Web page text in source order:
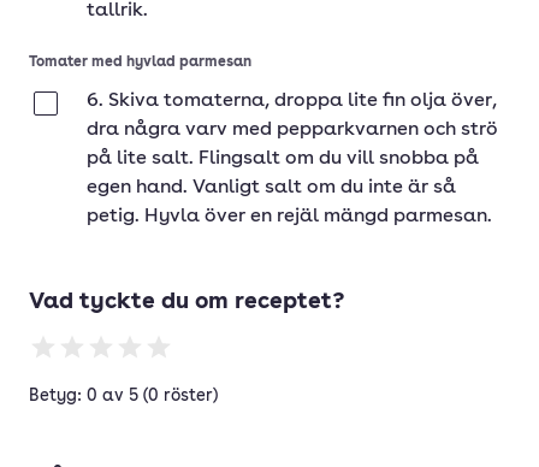
tallrik.
Tomater med hyvlad parmesan
6. Skiva tomaterna, droppa lite fin olja över,
dra några varv med pepparkvarnen och strö
på lite salt. Flingsalt om du vill snobba på
egen hand. Vanligt salt om du inte är så
petig. Hyvla över en rejäl mängd parmesan.
Vad tyckte du om receptet?
Betyg: 0 av 5 (0 röster)